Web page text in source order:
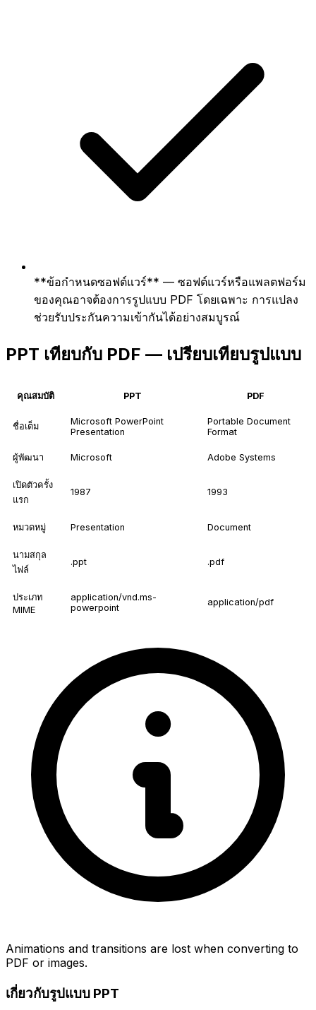
**ข้อกำหนดซอฟต์แวร์** — ซอฟต์แวร์หรือแพลตฟอร์ม
ของคุณอาจต้องการรูปแบบ PDF โดยเฉพาะ การแปลง
ช่วยรับประกันความเข้ากันได้อย่างสมบูรณ์
PPT เทียบกับ PDF — เปรียบเทียบรูปแบบ
คุณสมบัติ PPT PDF
ชื่อเต็ม
Microsoft PowerPoint
Presentation
Portable Document
Format
ผู้พัฒนา Microsoft Adobe Systems
เปิดตัวครั้ง
แรก
1987 1993
หมวดหมู่ Presentation Document
นามสกุล
ไฟล์
.ppt .pdf
ประเภท
MIME
application/vnd.ms-
powerpoint
application/pdf
Animations and transitions are lost when converting to
PDF or images.
เกี่ยวกับรูปแบบ PPT